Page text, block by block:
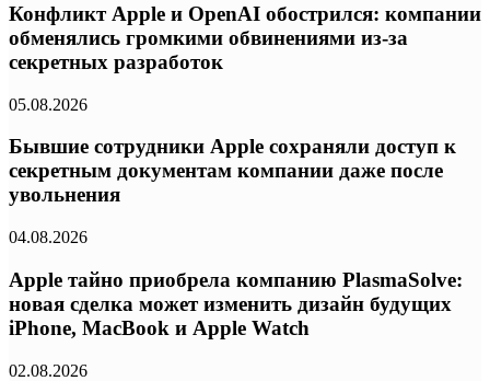
Конфликт Apple и OpenAI обострился: компании
обменялись громкими обвинениями из-за
секретных разработок
05.08.2026
Бывшие сотрудники Apple сохраняли доступ к
секретным документам компании даже после
увольнения
04.08.2026
Apple тайно приобрела компанию PlasmaSolve:
новая сделка может изменить дизайн будущих
iPhone, MacBook и Apple Watch
02.08.2026